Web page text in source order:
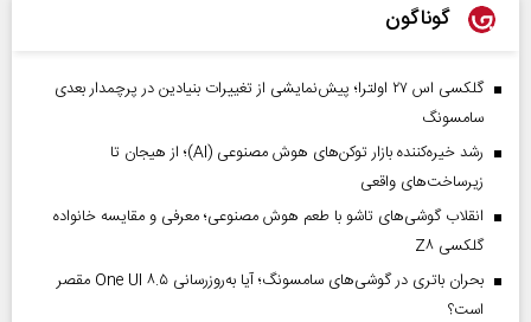
گوناگون
گلکسی اس ۲۷ اولترا؛ پیش‌نمایشی از تغییرات بنیادین در پرچمدار بعدی
سامسونگ
رشد خیره‌کننده بازار توکن‌های هوش مصنوعی (AI)؛ از هیجان تا
زیرساخت‌های واقعی
انقلاب گوشی‌های تاشو‌ با طعم هوش مصنوعی؛ معرفی و مقایسه خانواده
گلکسی Z۸
بحران باتری در گوشی‌های سامسونگ؛ آیا به‌روزرسانی One UI ۸.۵ مقصر
است؟